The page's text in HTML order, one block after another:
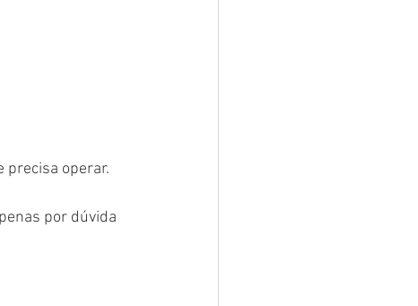
precisa operar.
por dúvida